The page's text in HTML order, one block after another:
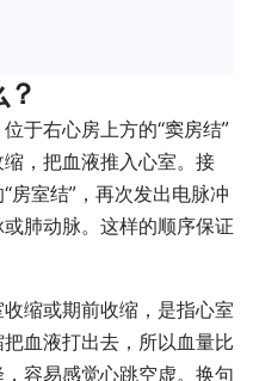
于右心房上方的“窦房结”
，把血液推入心室。接
房室结”，再次发出电脉冲
肺动脉。这样的顺序保证
缩或期前收缩，是指心室
血液打出去，所以血量比
容易感觉心跳空虚。换句